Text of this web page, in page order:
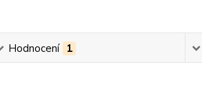
Hodnocení 1